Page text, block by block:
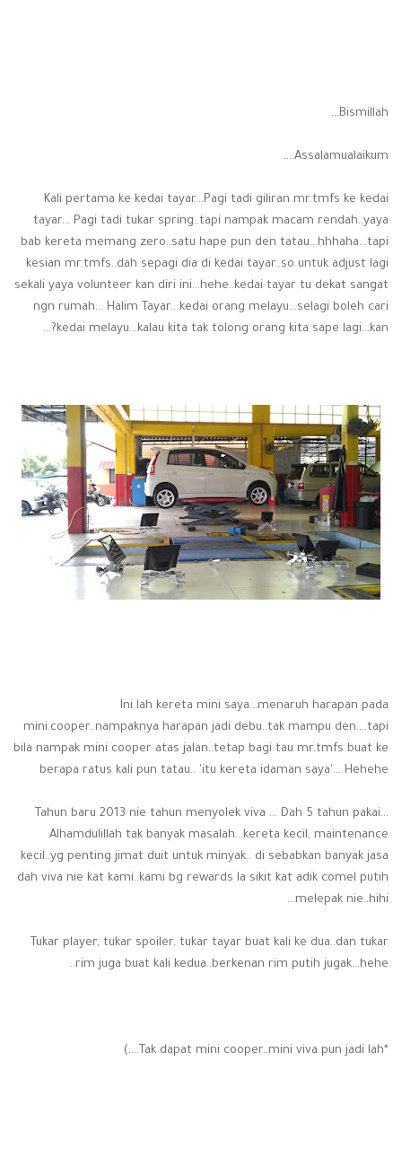
Bismillah...
Assalamualaikum....
Kali pertama ke kedai tayar...Pagi tadi giliran mr.tmfs ke kedai
tayar... Pagi tadi tukar spring..tapi nampak macam rendah..yaya
bab kereta memang zero..satu hape pun den tatau...hhhaha...tapi
kesian mr.tmfs..dah sepagi dia di kedai tayar..so untuk adjust lagi
sekali yaya volunteer kan diri ini...hehe..kedai tayar tu dekat sangat
ngn rumah... Halim Tayar.. kedai orang melayu...selagi boleh cari
kedai melayu...kalau kita tak tolong orang kita sape lagi...kan?...
Ini lah kereta mini saya...menaruh harapan pada
mini.cooper..nampaknya harapan jadi debu..tak mampu den....tapi
bila nampak mini cooper atas jalan..tetap bagi tau mr.tmfs buat ke
berapa ratus kali pun tatau.. 'itu kereta idaman saya'... Hehehe
Tahun baru 2013 nie tahun menyolek viva ... Dah 5 tahun pakai...
Alhamdulillah tak banyak masalah...kereta kecil, maintenance
kecil..yg penting jimat duit untuk minyak.. di sebabkan banyak jasa
dah viva nie kat kami..kami bg rewards la sikit kat adik comel putih
melepak nie..hihi...
Tukar player, tukar spoiler, tukar tayar buat kali ke dua..dan tukar
rim juga buat kali kedua..berkenan rim putih jugak...hehe..
*Tak dapat mini cooper..mini viva pun jadi lah...;)